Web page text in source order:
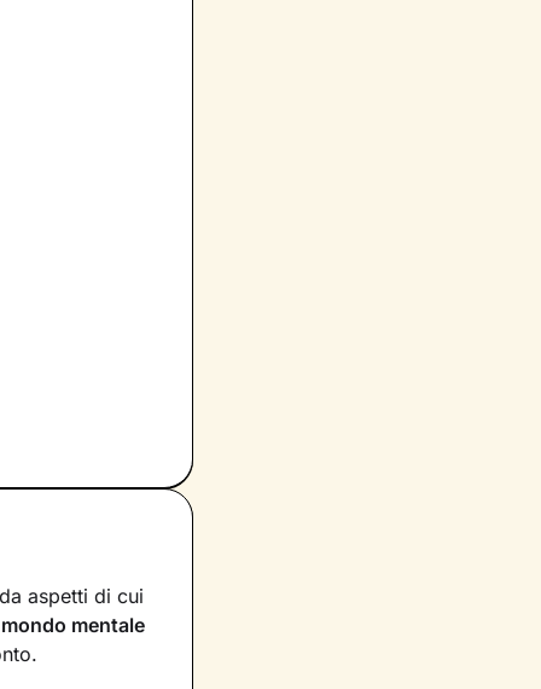
aspetti di cui
mondo mentale